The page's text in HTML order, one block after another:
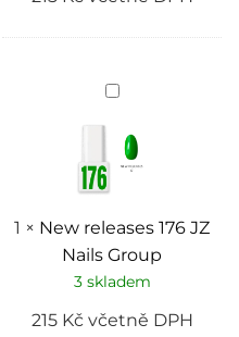
New
releases
176
Nails
Group
1 × New releases 176 JZ
Nails Group
3 skladem
215 Kč včetně DPH